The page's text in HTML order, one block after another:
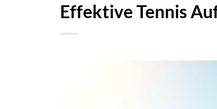
Effektive Tennis